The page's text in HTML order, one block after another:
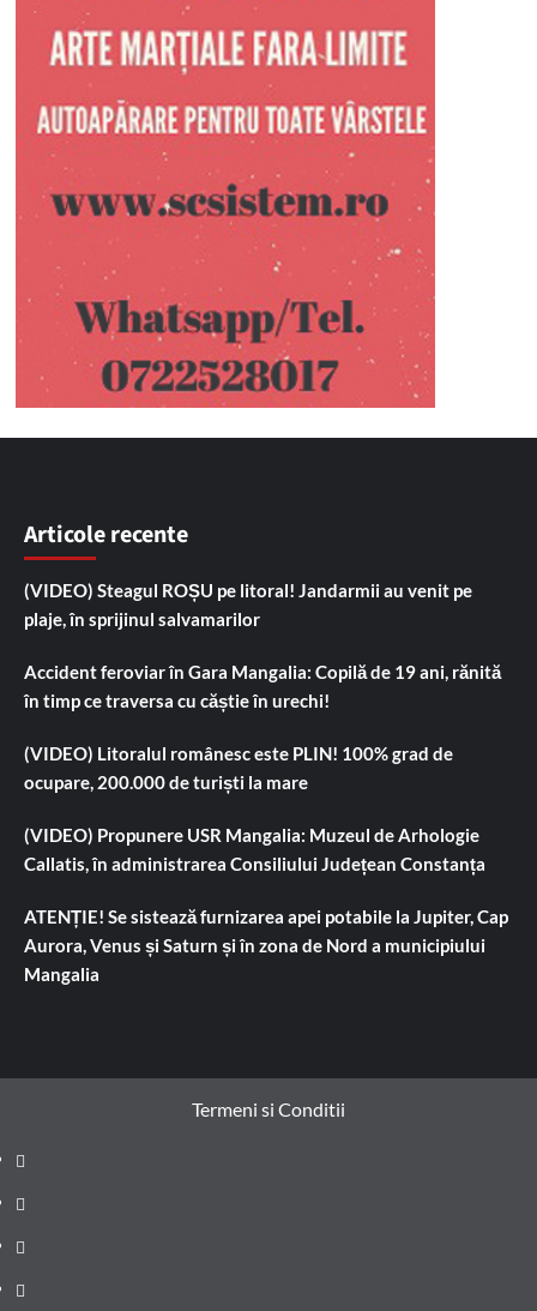
Articole recente
(VIDEO) Steagul ROȘU pe litoral! Jandarmii au venit pe
plaje, în sprijinul salvamarilor
Accident feroviar în Gara Mangalia: Copilă de 19 ani, rănită
în timp ce traversa cu căștie în urechi!
(VIDEO) Litoralul românesc este PLIN! 100% grad de
ocupare, 200.000 de turiști la mare
(VIDEO) Propunere USR Mangalia: Muzeul de Arhologie
Callatis, în administrarea Consiliului Județean Constanța
ATENȚIE! Se sistează furnizarea apei potabile la Jupiter, Cap
Aurora, Venus și Saturn și în zona de Nord a municipiului
Mangalia
Termeni si Conditii
Prima
pagină
Știri
de
ultima
Administrație
locală
Actualitate